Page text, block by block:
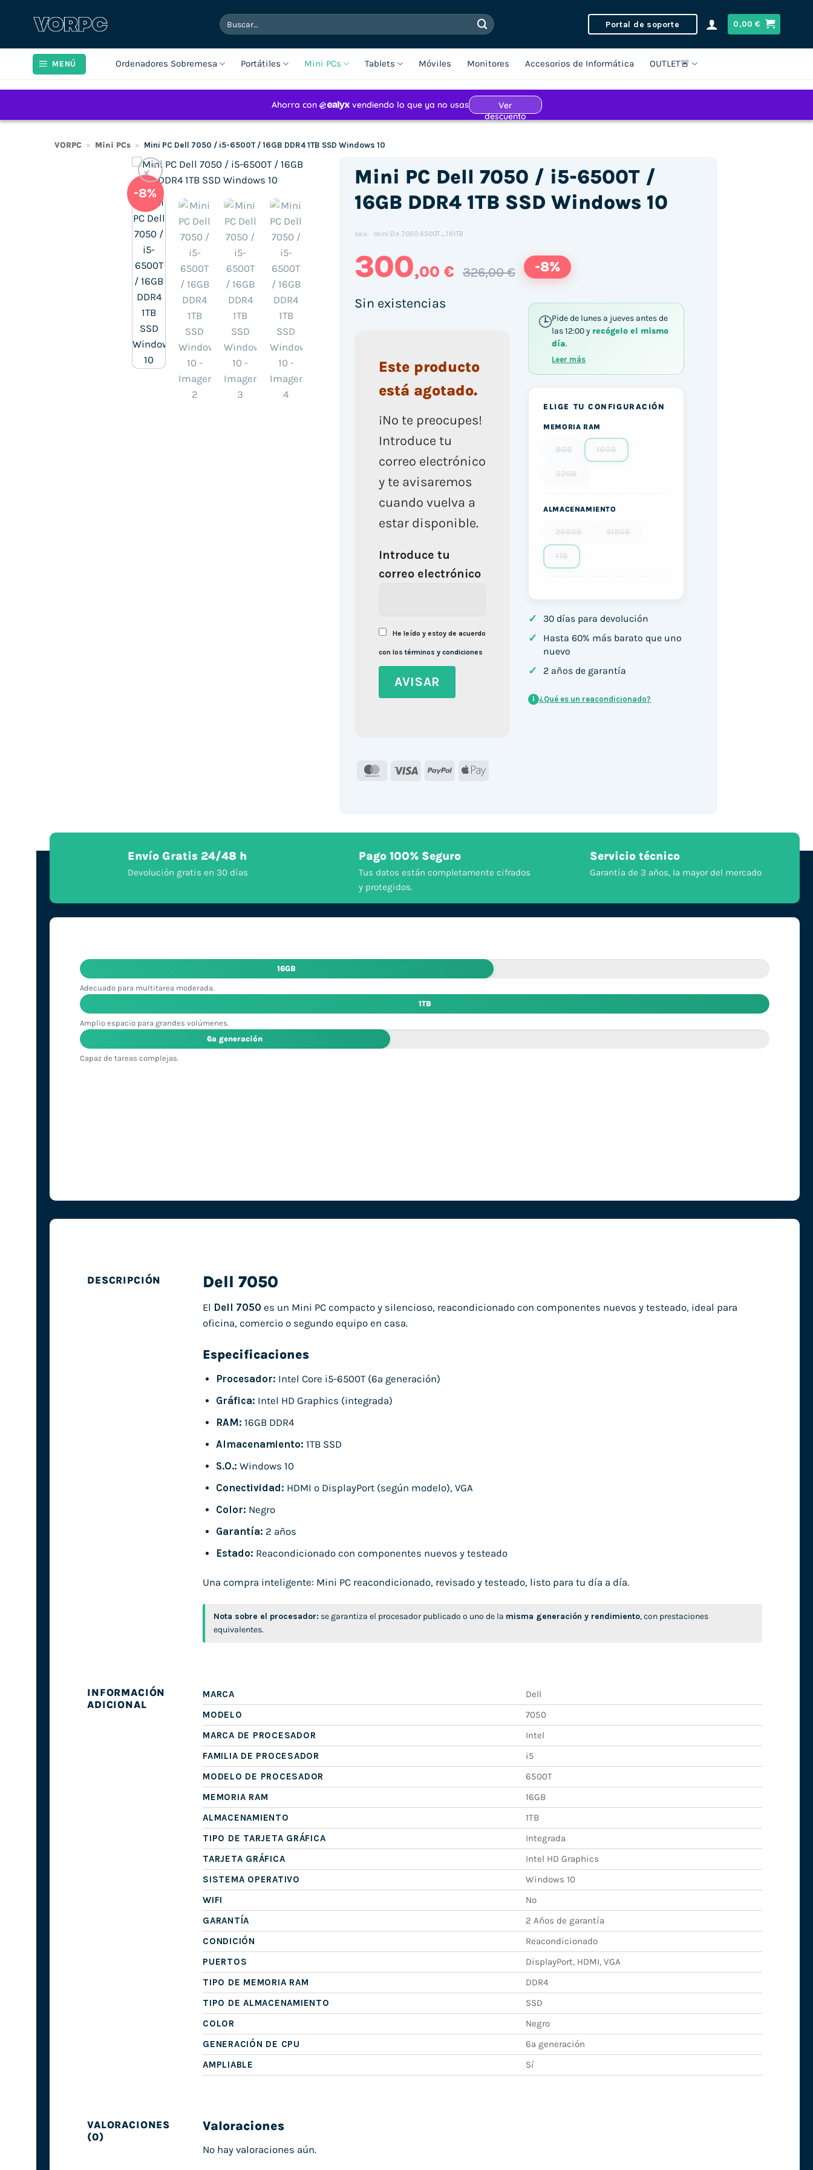
Buscar
por:
Portal de soporte 0,00€
MENÚ Ordenadores Sobremesa Portátiles Mini PCs Tablets Móviles Monitores Accesorios de Informática OUTLET🚨
VORPC » Mini PCs » Mini PC Dell 7050 / i5-6500T / 16GB DDR4 1TB SSD Windows 10
-8%
Mini PC Dell 7050 / i5-6500T /
16GB DDR4 1TB SSD Windows 10
SKU: mini.De.7050.6500T_161TB
300,00 € 326,00 € -8%
Sin existencias
Este producto
está agotado.
¡No te preocupes!
Introduce tu
correo electrónico
y te avisaremos
cuando vuelva a
estar disponible.
Introduce tu
correo electrónico
He leído y estoy de acuerdo
con lostérminos y condiciones
MasterCard
Visa PayPal Apple
Pide de lunes a jueves antes de
las 12:00 y recógelo el mismo
día.
Leer más
ELIGE TU CONFIGURACIÓN
MEMORIA RAM
8GB 16GB
32GB
ALMACENAMIENTO
256GB 512GB
1TB
✓ 30 días para devolución
✓
Hasta 60% más barato que uno
nuevo
✓ 2 años de garantía
i ¿Qué es un reacondicionado?
Envío Gratis 24/48 h
Devolución gratis en 30 días
Pago 100% Seguro
Tus datos están completamente cifrados
y protegidos.
Servicio técnico
Garantía de 3 años, la mayor del mercado
16GB
Adecuado para multitarea moderada.
1TB
Amplio espacio para grandes volúmenes.
6ª generación
Capaz de tareas complejas.
DESCRIPCIÓN Dell 7050
El Dell 7050 es un Mini PC compacto y silencioso, reacondicionado con componentes nuevos y testeado, ideal para
oficina, comercio o segundo equipo en casa.
Especificaciones
Procesador: Intel Core i5-6500T (6ª generación)
Gráfica: Intel HD Graphics (integrada)
RAM: 16GB DDR4
Almacenamiento: 1TB SSD
S.O.: Windows 10
Conectividad: HDMI o DisplayPort (según modelo), VGA
Color: Negro
Garantía: 2 años
Estado: Reacondicionado con componentes nuevos y testeado
Una compra inteligente: Mini PC reacondicionado, revisado y testeado, listo para tu día a día.
Nota sobre el procesador: se garantiza el procesador publicado o uno de la misma generación y rendimiento, con prestaciones
equivalentes.
INFORMACIÓN
ADICIONAL
MARCA
Dell
MODELO
7050
MARCA DE PROCESADOR
Intel
FAMILIA DE PROCESADOR
i5
MODELO DE PROCESADOR
6500T
MEMORIA RAM
16GB
ALMACENAMIENTO
1TB
TIPO DE TARJETA GRÁFICA
Integrada
TARJETA GRÁFICA
Intel HD Graphics
SISTEMA OPERATIVO
Windows 10
WIFI
No
GARANTÍA
2 Años de garantía
CONDICIÓN
Reacondicionado
PUERTOS
DisplayPort, HDMI, VGA
TIPO DE MEMORIA RAM
DDR4
TIPO DE ALMACENAMIENTO
SSD
COLOR
Negro
GENERACIÓN DE CPU
6ª generación
AMPLIABLE
Sí
VALORACIONES
(0)
Valoraciones
No hay valoraciones aún.